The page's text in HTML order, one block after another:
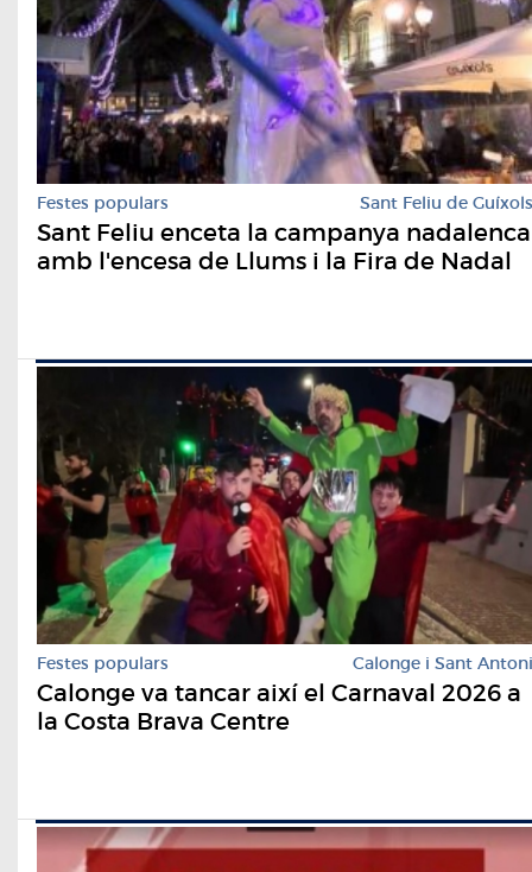
Festes populars Sant Feliu de Guíxols
Sant Feliu enceta la campanya nadalenca
amb l'encesa de Llums i la Fira de Nadal
Festes populars Calonge i Sant Antoni
Calonge va tancar així el Carnaval 2026 a
la Costa Brava Centre